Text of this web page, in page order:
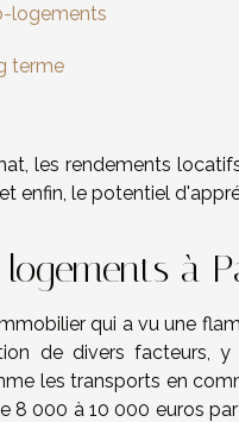
logements
terme
les rendements
enfin, le potentiel
à
qui a vu une
de divers facteurs,
les transports en
000 à 10 000 euros